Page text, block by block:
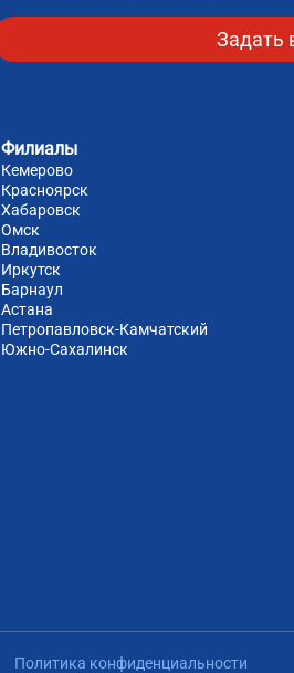
Филиалы
Кемерово
Красноярск
Хабаровск
Омск
Владивосток
Иркутск
Барнаул
Астана
Петропавловск-Камчатский
Южно-Cахалинск
Политика конфиденциальности